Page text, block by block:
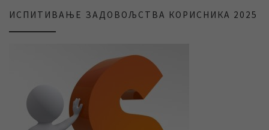
ИСПИТИВАЊЕ ЗАДОВОЉСТВА КОРИСНИКА 2025